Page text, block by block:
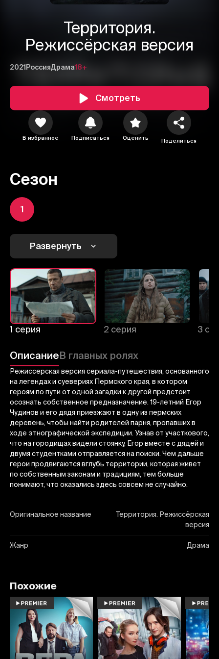
Территория.
Режиссёрская версия
2021 РоссияДрама18+
Смотреть
В избранное Подписаться Оценить Поделиться
Сезон
1
Развернуть
1 серия 2 серия 3
ОписаниеВ главных ролях
Режиссерская версия сериала-путешествия, основанного
на легендах и суевериях Пермского края, в котором
героям по пути от одной загадки к другой предстоит
осознать собственное предназначение. 19-летний Егор
Чудинов и его дядя приезжают в одну из пермских
деревень, чтобы найти родителей парня, пропавших в
ходе этнографической экспедиции. Узнав от участкового,
что на городищах видели стоянку, Егор вместе с дядей и
двумя студентками отправляется на поиски. Чем дальше
герои продвигаются вглубь территории, которая живет
по собственным законам и традициям, тем больше
понимают, что оказались здесь совсем не случайно.
Оригинальное название
Территория. Режиссёрская
версия
Жанр Драма
Отправить
Похожие
Отменить